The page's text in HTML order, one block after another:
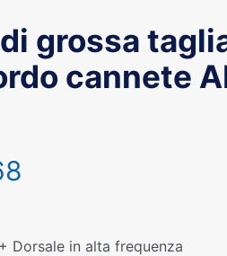
grossa
cannete
Dorsale in alta frequenza